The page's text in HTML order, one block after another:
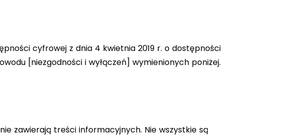
cyfrowej z dnia 4 kwietnia 2019 r. o dostępności
[niezgodności i wyłączeń] wymienionych poniżej.
zawierają treści informacyjnych. Nie wszystkie są